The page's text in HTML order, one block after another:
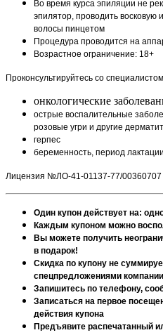
Во время курса эпиляции не
эпилятор, проводить восковую
волосы пинцетом
Процедура проводится на
Возрастное ограничение: 18+
Проконсультируйтесь со
онкологические
острые воспалительные
розовые угри и другие
герпес
беременность, период лактации
Лицензия №ЛО-41-01137-77/00360707
Один купон действует на:
Каждым купоном можно
Вы можете получить
в подарок!
Скидка по купону не
спецпредложениями
Запишитесь по телефону,
Записаться на первое
действия купона
Предъявите распечатанный